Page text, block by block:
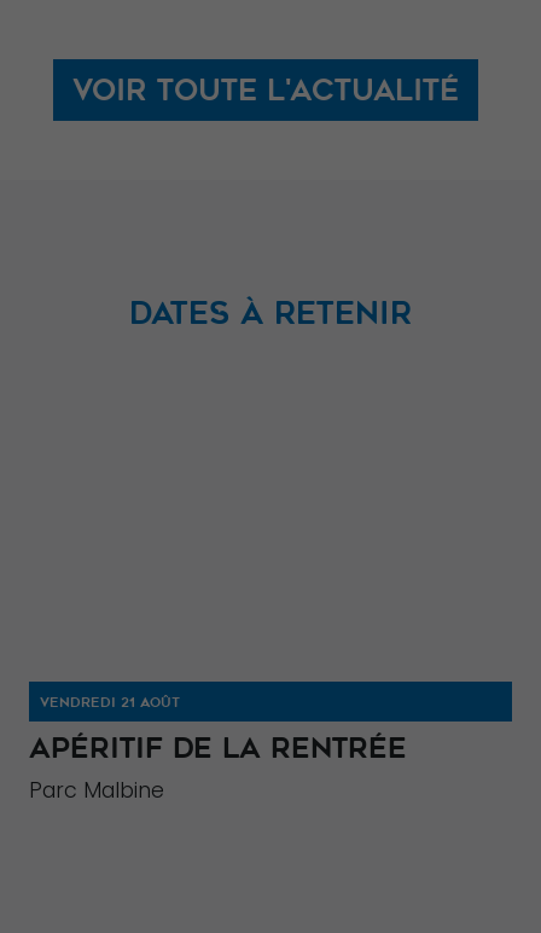
Voir toute l'actualité
DATES À RETENIR
VENDREDI 21 AOÛT
APÉRITIF DE LA RENTRÉE
Parc Malbine